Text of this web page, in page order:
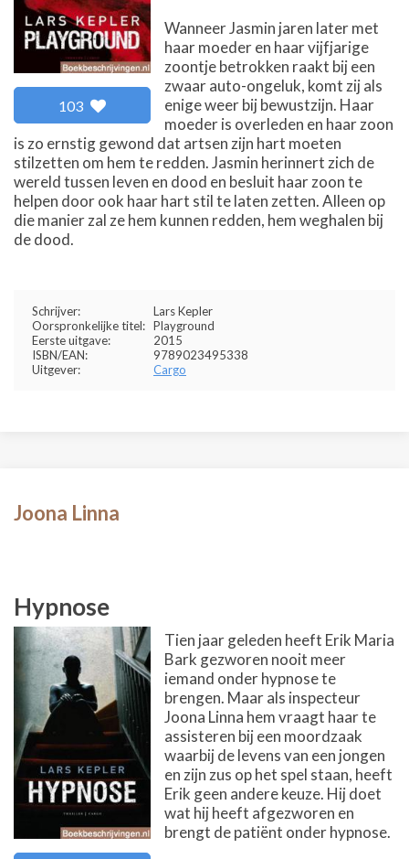
103
Wanneer Jasmin jaren later met
haar moeder en haar vijfjarige
zoontje betrokken raakt bij een
zwaar auto-ongeluk, komt zij als
enige weer bij bewustzijn. Haar
moeder is overleden en haar zoon
is zo ernstig gewond dat artsen zijn hart moeten
stilzetten om hem te redden. Jasmin herinnert zich de
wereld tussen leven en dood en besluit haar zoon te
helpen door ook haar hart stil te laten zetten. Alleen op
die manier zal ze hem kunnen redden, hem weghalen bij
de dood.
Schrijver:
Lars Kepler
Oorspronkelijke titel: Playground
Eerste uitgave:
2015
ISBN/EAN:
9789023495338
Uitgever:
Cargo
Joona Linna
Hypnose
Tien jaar geleden heeft Erik Maria
Bark gezworen nooit meer
iemand onder hypnose te
brengen. Maar als inspecteur
Joona Linna hem vraagt haar te
assisteren bij een moordzaak
waarbij de levens van een jongen
en zijn zus op het spel staan, heeft
Erik geen andere keuze. Hij doet
wat hij heeft afgezworen en
brengt de patiënt onder hypnose.